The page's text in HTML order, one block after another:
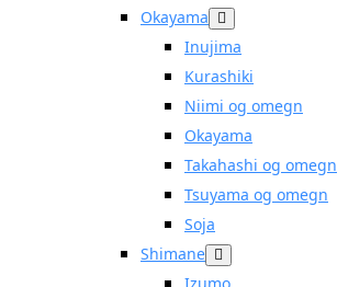
Okayama
Inujima
Kurashiki
Niimi og omegn
Okayama
Takahashi og omegn
Tsuyama og omegn
Soja
Shimane